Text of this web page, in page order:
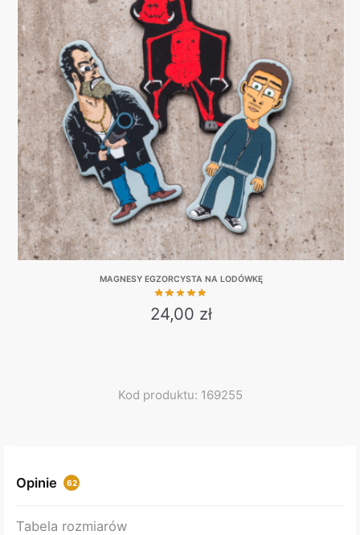
variants.
The
options
may
be
chosen
on
the
product
page
MAGNESY EGZORCYSTA NA LODÓWKĘ
24,00 zł
Kod produktu: 169255
Opinie 62
Tabela rozmiarów